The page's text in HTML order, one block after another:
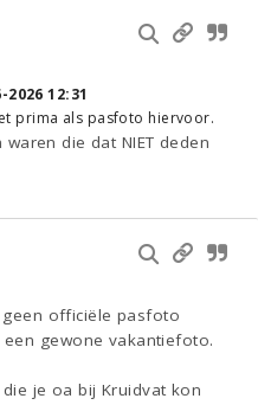
2026 12:31
prima als pasfoto hiervoor.
die dat NIET deden
officiële pasfoto
gewone vakantiefoto.
je oa bij Kruidvat kon